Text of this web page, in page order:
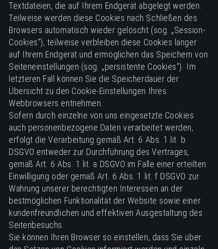
Textdateien, die auf Ihrem Endgerät abgelegt werden.
Teilweise werden diese Cookies nach Schließen des
Browsers automatisch wieder gelöscht (sog. „Session-
Cookies“), teilweise verbleiben diese Cookies länger
auf Ihrem Endgerät und ermöglichen das Speichern von
Seiteneinstellungen (sog. „persistente Cookies“). Im
letzteren Fall können Sie die Speicherdauer der
Übersicht zu den Cookie-Einstellungen Ihres
Webbrowsers entnehmen.
Sofern durch einzelne von uns eingesetzte Cookies
auch personenbezogene Daten verarbeitet werden,
erfolgt die Verarbeitung gemäß Art. 6 Abs. 1 lit. b
DSGVO entweder zur Durchführung des Vertrages,
gemäß Art. 6 Abs. 1 lit. a DSGVO im Falle einer erteilten
Einwilligung oder gemäß Art. 6 Abs. 1 lit. f DSGVO zur
Wahrung unserer berechtigten Interessen an der
bestmöglichen Funktionalität der Website sowie einer
kundenfreundlichen und effektiven Ausgestaltung des
Seitenbesuchs.
Sie können Ihren Browser so einstellen, dass Sie über